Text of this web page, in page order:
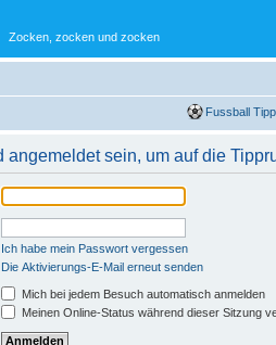
Zocken, zocken und zocken
Fussball Tipp
angemeldet sein, um auf die
Ich habe mein Passwort vergessen
Die Aktivierungs-E-Mail erneut senden
Mich bei jedem Besuch automatisch anmelden
Meinen Online-Status während dieser Sitzung